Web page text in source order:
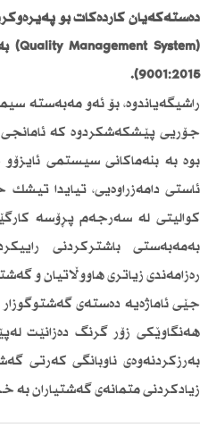
دەستەكەیان كاردەكات بۆ
9001:2015).
راشیگەیاندوە، بۆ ئەو مەبەستە
جۆریی پێشكەشكردوە كە ئامانجی
بوە بە بنەماكانی سیستمی
ئاستی دامەزراوەیی، تیایدا
كوالیتی لە سەرجەم پڕۆسە
بەمەبەستی باشتركردنی
رەزامەندی زیاتری هاووڵاتیان و
جێی ئاماژەیە دەستەی گەشتوگوزار
هەنگاوێكی زۆر گرنگ دەزانێت
بەرزكردنەوەی ناوبانگی كەرتی
زیادكردنی متمانەی گەشتیاران بە